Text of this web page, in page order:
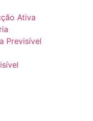
Ativa
Previsível